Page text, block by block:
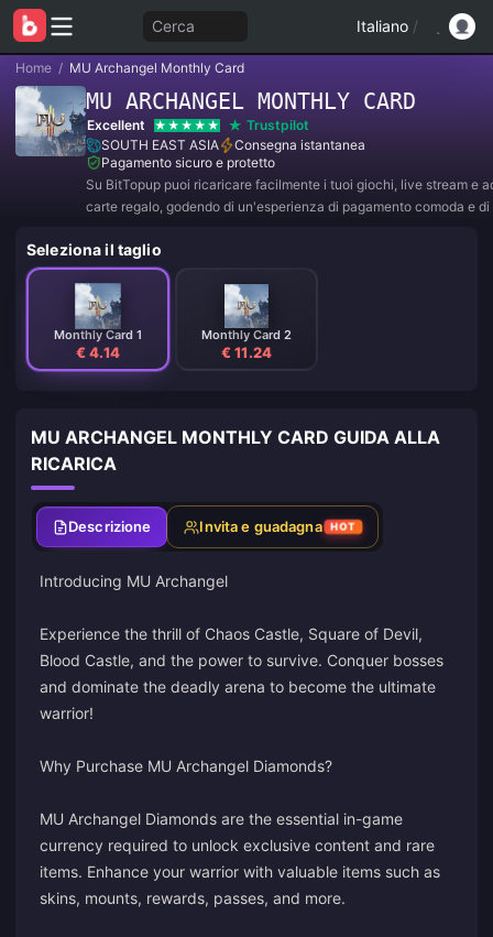
Cerca Italiano /
Home / MU Archangel Monthly Card
MU ARCHANGEL MONTHLY CARD
Excellent
Trustpilot
SOUTH EAST ASIA
Consegna istantanea
Pagamento sicuro e protetto
Su BitTopup puoi ricaricare facilmente i tuoi giochi, live stream e
carte regalo, godendo di un'esperienza di pagamento comoda e
Seleziona il taglio
Monthly Card 1
€ 4.14
Monthly Card 2
€ 11.24
MU ARCHANGEL MONTHLY CARD GUIDA ALLA
RICARICA
Descrizione Invita e guadagna HOT
Introducing MU Archangel
Experience the thrill of Chaos Castle, Square of Devil,
Blood Castle, and the power to survive. Conquer bosses
and dominate the deadly arena to become the ultimate
warrior!
Why Purchase MU Archangel Diamonds?
MU Archangel Diamonds are the essential in-game
currency required to unlock exclusive content and rare
items. Enhance your warrior with valuable items such as
skins, mounts, rewards, passes, and more.